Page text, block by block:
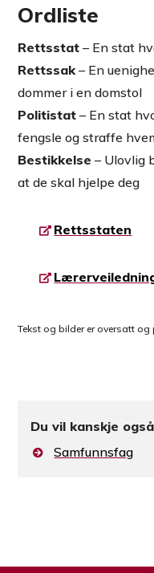
Ordliste
Rettsstat – En stat
Rettssak – En
dommer i en domstol
Politistat – En stat
fengsle og straffe
Bestikkelse – Ulovlig
at de skal hjelpe deg
Rettsstaten
Tekst og bilder er oversatt og
Du vil kanskje
Samfunnsfag